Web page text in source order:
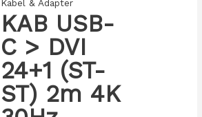
Kabel & Adapter
KAB USB-
C > DVI
24+1 (ST-
ST) 2m 4K